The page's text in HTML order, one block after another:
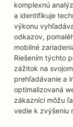
komplexnú
a identifikuje
výkonu
odkazov,
mobilné
Riešením týchto
zážitok na
prehľadávanie a
optimalizovaná
zákazníci môžu
vedie k zvýšeniu